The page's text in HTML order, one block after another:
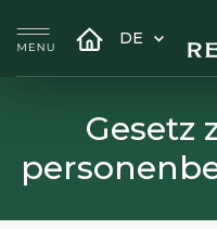
DE
Gesetz